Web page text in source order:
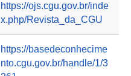
https://ojs.cgu.gov.br/inde
x.php/Revista_da_CGU
https://basedeconhecime
nto.cgu.gov.br/handle/1/3